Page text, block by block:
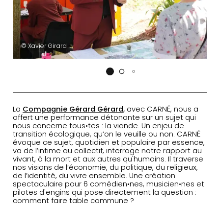
© Xavier Girard
La Compagnie Gérard Gérard, avec CARNÉ, nous a
offert une performance détonante sur un sujet qui
nous concerne tous•tes : la viande. Un enjeu de
transition écologique, qu’on le veuille ou non. CARNÉ
évoque ce sujet, quotidien et populaire par essence,
va de l’intime au collectif, interroge notre rapport au
vivant, à la mort et aux autres qu'humains. Il traverse
nos visions de l’économie, du politique, du religieux,
de l’identité, du vivre ensemble. Une création
spectaculaire pour 6 comédien•nes, musicien•nes et
pilotes d'engins qui pose directement la question :
comment faire table commune ?